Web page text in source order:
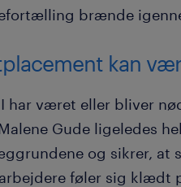
brænde
kan
har været eller bliver
Gude ligeledes
og sikrer, at
føler sig klædt